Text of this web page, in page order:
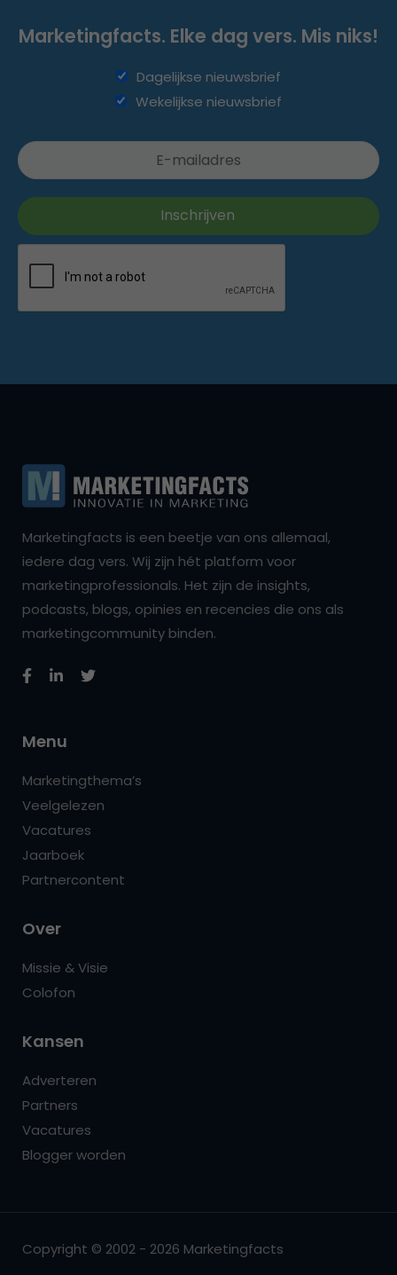
Marketingfacts. Elke dag vers. Mis niks!
Dagelijkse nieuwsbrief
Wekelijkse nieuwsbrief
Marketingfacts is een beetje van ons allemaal,
iedere dag vers. Wij zijn hét platform voor
marketingprofessionals. Het zijn de insights,
podcasts, blogs, opinies en recencies die ons als
marketingcommunity binden.
Menu
Marketingthema’s
Veelgelezen
Vacatures
Jaarboek
Partnercontent
Over
Missie & Visie
Colofon
Kansen
Adverteren
Partners
Vacatures
Blogger worden
Copyright © 2002 - 2026 Marketingfacts